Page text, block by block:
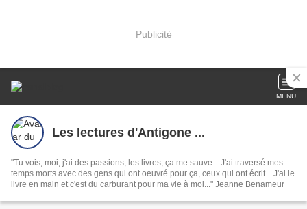
Publicité
MENU
Les lectures d'Antigone ...
"Tu vois, moi, j'ai des passions, les livres, ça me sauve... J'ai traversé mes
temps morts avec des gens qui ont oeuvré pour ça, ceux qui ont écrit... J'ai le
livre en main et c'est du carburant pour ma vie à moi..." Jeanne Benameur